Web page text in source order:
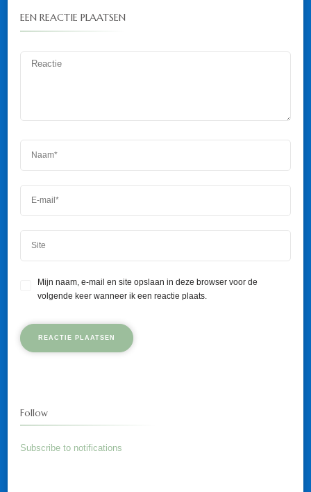
EEN REACTIE PLAATSEN
Mijn naam, e-mail en site opslaan in deze browser voor de
volgende keer wanneer ik een reactie plaats.
Follow
Subscribe to notifications